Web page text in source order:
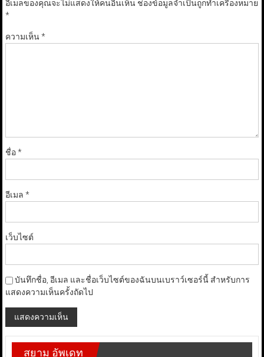
อีเมลของคุณจะไม่แสดงให้คนอื่นเห็น ช่องข้อมูลจำเป็นถูกทำเครื่องหมาย
*
ความเห็น*
ชื่อ*
อีเมล *
เว็บไซต์
บันทึกชื่อ, อีเมล และชื่อเว็บไซต์ของฉันบนเบราว์เซอร์นี้ สำหรับการ
แสดงความเห็นครั้งถัดไป
สยาม อัพเดท